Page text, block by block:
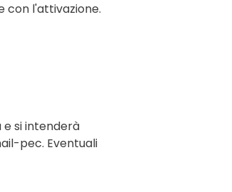
con l'attivazione.
si intenderà
pec. Eventuali